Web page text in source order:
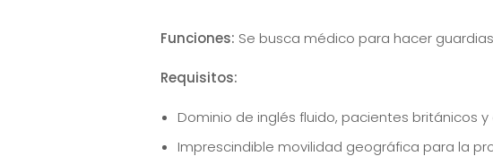
Funciones: Se busca médico para hacer
Requisitos:
Dominio de inglés fluido, pacientes británicos
Imprescindible movilidad geográfica para la